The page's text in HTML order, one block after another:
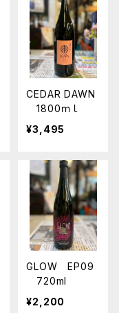
CEDAR DAWN
1800ｍｌ
¥3,495
GLOW EP09
720ml
¥2,200